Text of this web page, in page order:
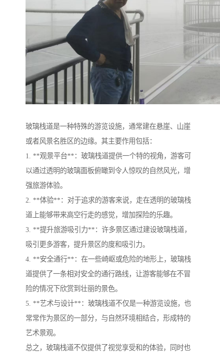
玻璃栈道是一种特殊的游览设施，通常建在悬崖、山崖
或者风景名胜区的边缘。其主要作用包括：
1. **观景平台**：玻璃栈道提供一个特的视角，游客可
以通过透明的玻璃面板俯瞰到令人惊叹的自然风光，增
强旅游体验。
2. **体验**：对于追求的游客来说，走在透明的玻璃栈
道上能够带来高空行走的感觉，增加探险的乐趣。
3. **提升旅游吸引力**：许多景区通过建设玻璃栈道，
吸引更多游客，提升景区的度和吸引力。
4. **安全通行**：在一些崎岖或危险的地形上，玻璃栈
道提供了一条相对安全的通行路线，让游客能够在不冒
险的情况下欣赏到壮丽的景色。
5. **艺术与设计**：玻璃栈道不仅是一种游览设施，也
常常作为景区的一部分，与自然环境相结合，形成特的
艺术景观。
总之，玻璃栈道不仅提供了视觉享受和的体验，同时也